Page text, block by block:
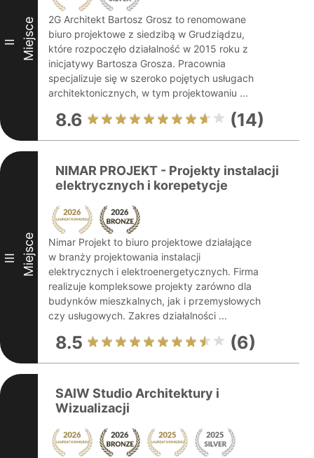
II Miejsce
2G Architekt Bartosz Grosz to renomowane
biuro projektowe z siedzibą w Grudziądzu,
które rozpoczęło działalność w 2015 roku z
inicjatywy Bartosza Grosza. Pracownia
specjalizuje się w szeroko pojętych usługach
architektonicznych, w tym projektowaniu ...
8.6 (14)
III Miejsce
NIMAR PROJEKT - Projekty instalacji
elektrycznych i korepetycje
Nimar Projekt to biuro projektowe działające
w branży projektowania instalacji
elektrycznych i elektroenergetycznych. Firma
realizuje kompleksowe projekty zarówno dla
budynków mieszkalnych, jak i przemysłowych
czy usługowych. Zakres działalności ...
8.5 (6)
SAIW Studio Architektury i
Wizualizacji